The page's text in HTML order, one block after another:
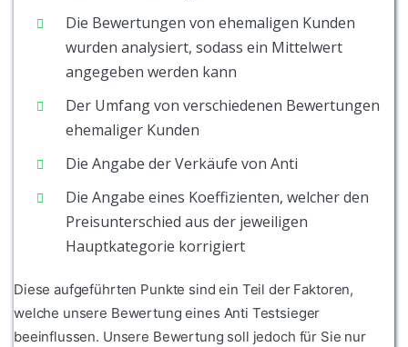
Die Bewertungen von ehemaligen Kunden
wurden analysiert, sodass ein Mittelwert
angegeben werden kann
Der Umfang von verschiedenen Bewertungen
ehemaliger Kunden
Die Angabe der Verkäufe von Anti
Die Angabe eines Koeffizienten, welcher den
Preisunterschied aus der jeweiligen
Hauptkategorie korrigiert
Diese aufgeführten Punkte sind ein Teil der Faktoren,
welche unsere Bewertung eines Anti Testsieger
beeinflussen. Unsere Bewertung soll jedoch für Sie nur